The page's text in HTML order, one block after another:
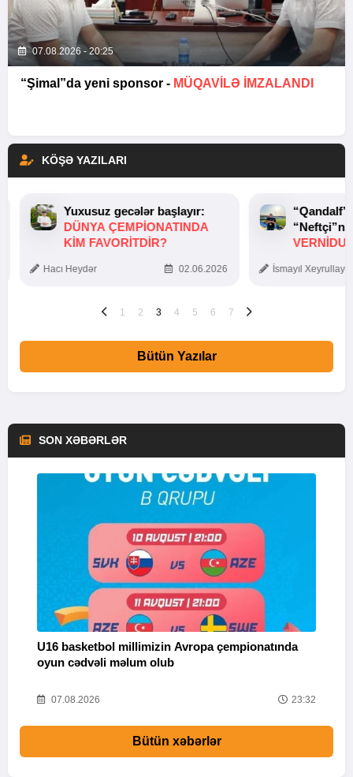
07.08.2026 - 20:25
“Şimal”da yeni sponsor - MÜQAVİLƏ İMZALANDI
KÖŞƏ YAZILARI
Yuxusuz gecələr başlayır:
DÜNYA ÇEMPIONATINDA
KIM FAVORITDIR?
Hacı Heydər 02.06.2026 İsmayıl
1 2 3 4 5 6 7
Bütün Yazılar
SON XƏBƏRLƏR
U16 basketbol millimizin Avropa çempionatında
oyun cədvəli məlum olub
07.08.2026 23:32
Bütün xəbərlər